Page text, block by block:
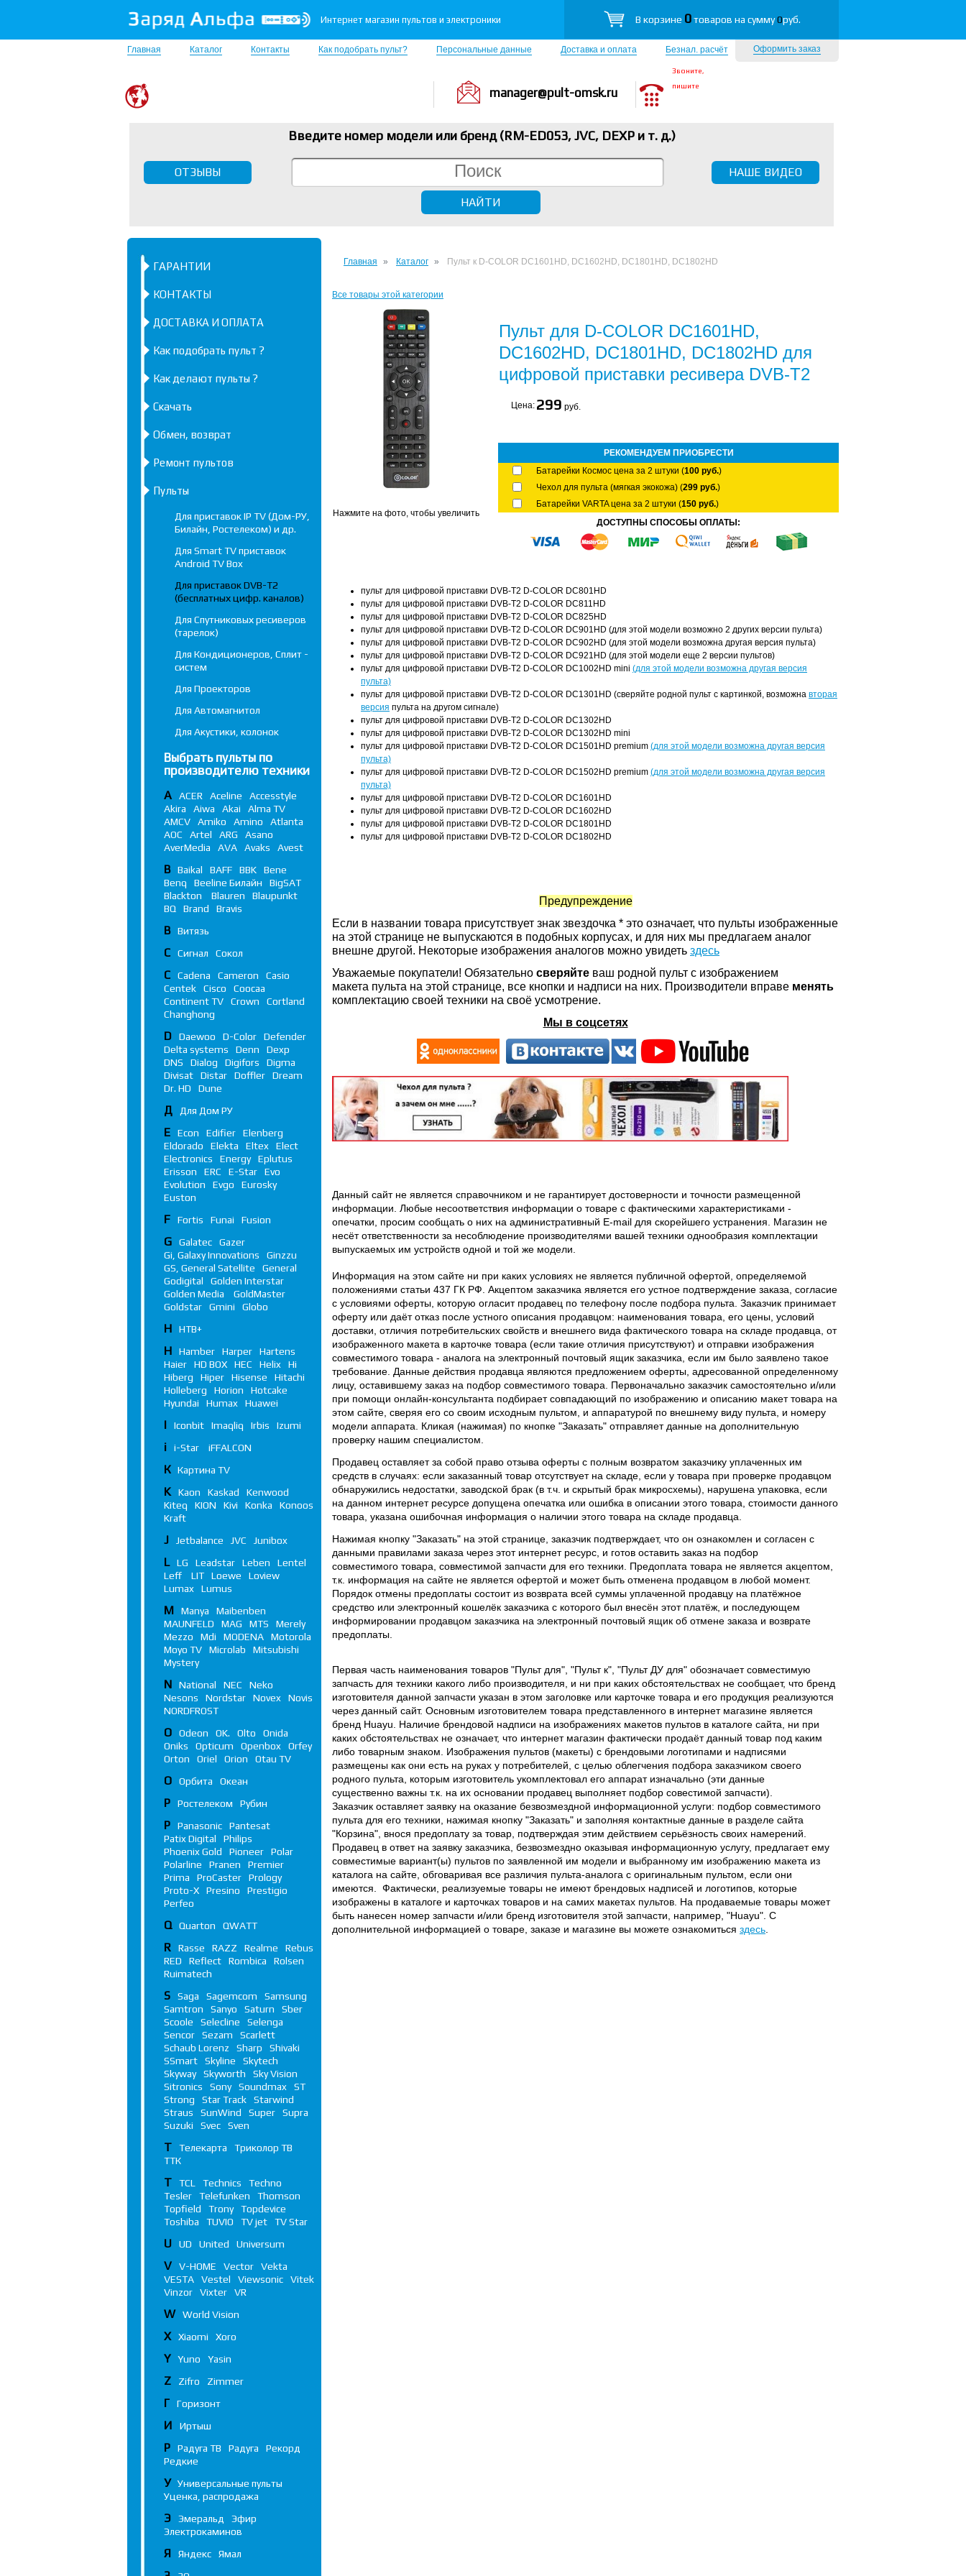
Интернет магазин пультов и электроники В корзине 0товаров на сумму0руб.
Оформить заказ
Главная Каталог Контакты Как подобрать пульт? Персональные данные Доставка и оплата Безнал. расчёт
manager@pult-omsk.ru
Звоните,
пишите
Введите номер модели или бренд (RM-ED053, JVC, DEXP и т. д.)
ОТЗЫВЫ НАШЕ ВИДЕО
Главная Каталог Пульт к D-COLOR DC1601HD, DC1602HD, DC1801HD, DC1802HD
Все товары этой категории
Нажмите на фото, чтобы увеличить
Пульт для D-COLOR DC1601HD,
DC1602HD, DC1801HD, DC1802HD для
цифровой приставки ресивера DVB-T2
Цена: 299 руб.
РЕКОМЕНДУЕМ ПРИОБРЕСТИ
Батарейки Космос цена за 2 штуки (100 руб.)
Чехол для пульта (мягкая экокожа) (299 руб.)
Батарейки VARTA цена за 2 штуки (150 руб.)
ДОСТУПНЫ СПОСОБЫ ОПЛАТЫ:
пульт для цифровой приставки DVB-T2 D-COLOR DC801HD
пульт для цифровой приставки DVB-T2 D-COLOR DC811HD
пульт для цифровой приставки DVB-T2 D-COLOR DC825HD
пульт для цифровой приставки DVB-T2 D-COLOR DC901HD (для этой модели возможно 2 других версии пульта)
пульт для цифровой приставки DVB-T2 D-COLOR DC902HD (для этой модели возможна другая версия пульта)
пульт для цифровой приставки DVB-T2 D-COLOR DC921HD (для этой модели еще 2 версии пультов)
пульт для цифровой приставки DVB-T2 D-COLOR DC1002HD mini (для этой модели возможна другая версия
пульта)
пульт для цифровой приставки DVB-T2 D-COLOR DC1301HD (сверяйте родной пульт с картинкой, возможна вторая
версия пульта на другом сигнале)
пульт для цифровой приставки DVB-T2 D-COLOR DC1302HD
пульт для цифровой приставки DVB-T2 D-COLOR DC1302HD mini
пульт для цифровой приставки DVB-T2 D-COLOR DC1501HD premium (для этой модели возможна другая версия
пульта)
пульт для цифровой приставки DVB-T2 D-COLOR DC1502HD premium (для этой модели возможна другая версия
пульта)
пульт для цифровой приставки DVB-T2 D-COLOR DC1601HD
пульт для цифровой приставки DVB-T2 D-COLOR DC1602HD
пульт для цифровой приставки DVB-T2 D-COLOR DC1801HD
пульт для цифровой приставки DVB-T2 D-COLOR DC1802HD
Предупреждение
Если в названии товара присутствует знак звездочка * это означает, что пульты изображенные
на этой странице не выпускаются в подобных корпусах, и для них мы предлагаем аналог
внешне другой. Некоторые изображения аналогов можно увидеть здесь
Уважаемые покупатели! Обязательно сверяйте ваш родной пульт с изображением
макета пульта на этой странице, все кнопки и надписи на них. Производители вправе менять
комплектацию своей техники на своё усмотрение.
Мы в соцсетях
Данный сайт не является справочником и не гарантирует достоверности и точности размещенной
информации. Любые несоответствия информации о товаре с фактическими характеристиками -
опечатки, просим сообщать о них на административный E-mail для скорейшего устранения. Магазин не
несёт ответственности за несоблюдение производителями вашей техники однообразия комплектации
выпускаемых им устройств одной и той же модели.
Информация на этом сайте ни при каких условиях не является публичной офертой, определяемой
положениями статьи 437 ГК РФ. Акцептом заказчика является его устное подтверждение заказа, согласие
с условиями оферты, которую огласит продавец по телефону после подбора пульта. Заказчик принимает
оферту или даёт отказ после устного описания продавцом: наименования товара, его цены, условий
доставки, отличия потребительских свойств и внешнего вида фактического товара на складе продавца, от
изображенного макета в карточке товара (если такие отличия присутствуют) и отправки изображения
совместимого товара - аналога на электронный почтовый ящик заказчика, если им было заявлено такое
требование. Данные действия продавца являются предложением оферты, адресованной определенному
лицу, оставившему заказ на подбор совместимого товара. Первоначально заказчик самостоятельно и/или
при помощи онлайн-консультанта подбирает совпадающий по изображению и описанию макет товара на
этом сайте, сверяя его со своим исходным пультом, и аппаратурой по внешнему виду пульта, и номеру
модели аппарата. Кликая (нажимая) по кнопке "Заказать" отправляет данные на дополнительную
проверку нашим специалистом.
Продавец оставляет за собой право отзыва оферты с полным возвратом заказчику уплаченных им
средств в случаях: если заказанный товар отсутствует на складе, если у товара при проверке продавцом
обнаружились недостатки, заводской брак (в т.ч. и скрытый брак микросхемы), нарушена упаковка, если
на данном интернет ресурсе допущена опечатка или ошибка в описании этого товара, стоимости данного
товара, указана ошибочная информация о наличии этого товара на складе продавца.
Нажимая кнопку "Заказать" на этой странице, заказчик подтверждает, что он ознакомлен и согласен с
данными правилами заказа через этот интернет ресурс, и готов оставить заказ на подбор
совместимого товара, совместимой запчасти для его техники. Предоплата товара не является акцептом,
т.к. информация на сайте не является офертой и может быть отменена продавцом в любой момент.
Порядок отмены предоплаты состоит из возврата всей суммы уплаченной продавцу на платёжное
средство или электронный кошелёк заказчика с которого был внесён этот платёж, и последующем
информировании продавцом заказчика на электронный почтовый ящик об отмене заказа и возврате
предоплаты.
Первая часть наименования товаров "Пульт для", "Пульт к", "Пульт ДУ для" обозначает совместимую
запчасть для техники какого либо производителя, и ни при каких обстоятельствах не сообщает, что бренд
изготовителя данной запчасти указан в этом заголовке или карточке товара и его продукция реализуются
через данный сайт. Основным изготовителем товара представленного в интернет магазине является
бренд Huayu. Наличие брендовой надписи на изображениях макетов пультов в каталоге сайта, ни при
каких обстоятельствах не означает, что интернет магазин фактически продаёт данный товар под каким
либо товарным знаком. Изображения пультов (макеты) с брендовыми логотипами и надписями
размещены как они есть на руках у потребителей, с целью облегчения подбора заказчиком своего
родного пульта, которым изготовитель укомплектовал его аппарат изначально (эти данные
существенно важны т.к. на их основании продавец выполняет подбор совестимой запчасти).
Заказчик оставляет заявку на оказание безвозмездной информационной услуги: подбор совместимого
пульта для его техники, нажимая кнопку "Заказать" и заполняя контактные данные в разделе сайта
"Корзина", внося предоплату за товар, подтверждая этим действием серьёзность своих намерений.
Продавец в ответ на заявку заказчика, безвозмездно оказывая информационную услугу, предлагает ему
совместимые вариант(ы) пультов по заявленной им модели и выбранному им изображению макета из
каталога на сайте, обговаривая все различия пульта-аналога с оригинальным пультом, если они
имеются. Фактически, реализуемые товары не имеют брендовых надписей и логотипов, которые
изображены в каталоге и карточках товаров и на самих макетах пультов. На продаваемые товары может
быть нанесен номер запчасти и/или бренд изготовителя этой запчасти, например, "Huayu". С
дополнительной информацией о товаре, заказе и магазине вы можете ознакомиться здесь
ГАРАНТИИ
КОНТАКТЫ
ДОСТАВКА И ОПЛАТА
Как подобрать пульт ?
Как делают пульты ?
Скачать
Обмен, возврат
Ремонт пультов
Пульты
Для приставок IP TV (Дом-РУ,
Билайн, Ростелеком) и др.
Для Smart TV приставок
Android TV Box
Для приставок DVB-T2
(бесплатных цифр. каналов)
Для Спутниковых ресиверов
(тарелок)
Для Кондиционеров, Сплит -
систем
Для Проекторов
Для Автомагнитол
Для Акустики, колонок
Выбрать пульты по
производителю техники
A ACER Aceline
Accesstyle
Akira
Aiwa Akai
Alma TV
AMCV
Amiko Amino
Atlanta
AOC
Artel ARG
Asano
AverMedia
AVA Avaks Avest
B Baikal BAFF BBK
Bene
Benq
Beeline Билайн
BigSAT
Blackton
Blauren
Blaupunkt
BQ
Brand Bravis
В Витязь
С Сигнал Сокол
C Cadena Cameron
Casio
Centek
Cisco
Coocaa
Continent TV
Crown
Cortland
Changhong
D Daewoo D-Color
Defender
Delta systems
Denn
Dexp
DNS
Dialog Digifors
Digma
Divisat
Distar Doffler
Dream
Dr. HD
Dune
Д Для Дом РУ
E Econ Edifier
Elenberg
Eldorado
Elekta Eltex
Elect
Electronics
Energy
Eplutus
Erisson
ERC E-Star
Evo
Evolution
Evgo
Eurosky
Euston
F Fortis Funai Fusion
G Galatec
Gazer
Gi, Galaxy Innovations
Ginzzu
GS, General Satellite
General
Godigital
Golden Interstar
Golden Media
GoldMaster
Goldstar
Gmini Globo
Н НТВ+
H Hamber Harper
Hartens
Haier
HD BOX HEC Helix
Hi
Hiberg
Hiper Hisense
Hitachi
Holleberg
Horion
Hotcake
Hyundai
Humax Huawei
I Iconbit Imaqliq Irbis Izumi
i i-Star iFFALСON
К Картина TV
K Kaon Kaskad
Kenwood
Kiteq
KION Kivi Konka
Konoos
Kraft
J Jetbalance JVC Junibox
L LG Leadstar Leben
Lentel
Leff
LIT Loewe
Loview
Lumax
Lumus
M Manya
Maibenben
MAUNFELD
MAG MTS
Merely
Mezzo
Mdi MODENA
Motorola
Moyo TV
Microlab
Mitsubishi
Mystery
N National NEC
Neko
Nesons
Nordstar Novex
Novis
NORDFROST
O Odeon OK. Olto
Onida
Oniks
Opticum Openbox
Orfey
Orton
Oriel Orion Otau TV
О Орбита Океан
Р Ростелеком Рубин
P Panasonic
Pantesat
Patix Digital
Philips
Phoenix Gold
Pioneer
Polar
Polarline
Pranen
Premier
Prima
ProCaster
Prology
Proto-X
Presino
Prestigio
Perfeo
Q Quarton QWATT
R Rasse RAZZ Realme
Rebus
RED
Reflect Rombica
Rolsen
Ruimatech
S Saga Sagemcom
Samsung
Samtron
Sanyo Saturn
Sber
Scoole
Selecline
Selenga
Sencor
Sezam
Scarlett
Schaub Lorenz
Sharp
Shivaki
SSmart
Skyline
Skytech
Skyway
Skyworth
Sky Vision
Sitronics
Sony Soundmax
ST
Strong
Star Track
Starwind
Straus
SunWind Super
Supra
Suzuki
Svec Sven
Т Телекарта
Триколор ТВ
ТТК
T TCL Technics
Techno
Tesler
Telefunken
Thomson
Topfield
Trony
Topdevice
Toshiba
TUVIO TV jet TV Star
U UD United Universum
V V-HOME Vector
Vekta
VESTA
Vestel Viewsonic
Vitek
Vinzor
Vixter VR
W World Vision
X Xiaomi Xoro
Y Yuno Yasin
Z Zifro Zimmer
Г Горизонт
И Иртыш
Р Радуга ТВ Радуга
Рекорд
Редкие
У
Универсальные пульты
Уценка, распродажа
Э Эмеральд
Эфир
Электрокаминов
Я Яндекс Ямал